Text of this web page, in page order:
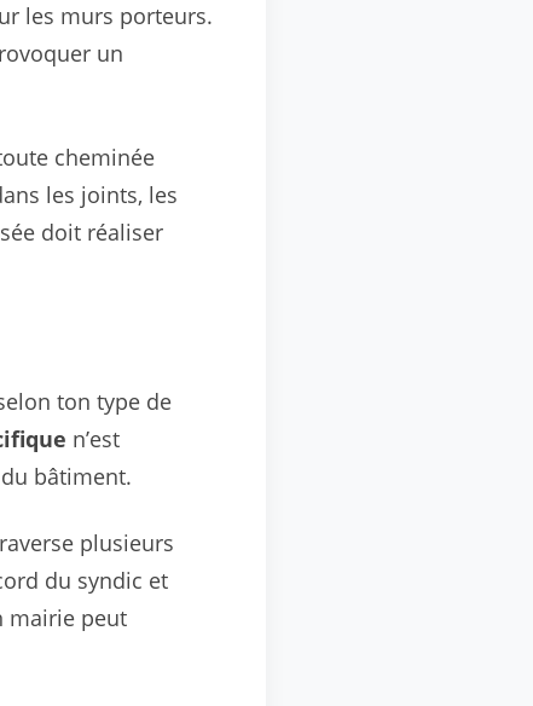
les murs porteurs.
un
cheminée
les joints, les
doit réaliser
ton type de
n’est
bâtiment.
plusieurs
du syndic et
mairie peut